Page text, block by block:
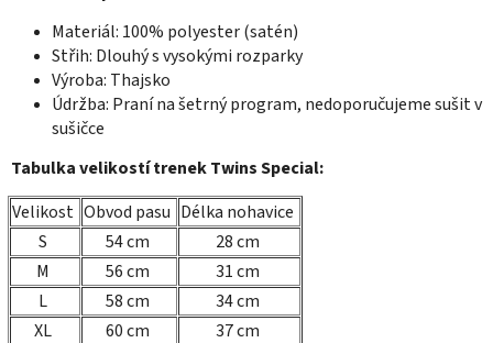
Materiál: 100% polyester (satén)
Střih: Dlouhý s vysokými rozparky
Výroba: Thajsko
Údržba: Praní na šetrný program, nedoporučujeme sušit v
sušičce
Tabulka velikostí trenek Twins Special:
Velikost Obvod pasu Délka nohavice
S
54 cm
28 cm
M
56 cm
31 cm
L
58 cm
34 cm
XL
60 cm 37 cm